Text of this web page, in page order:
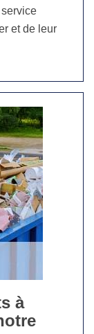
et de leur
à